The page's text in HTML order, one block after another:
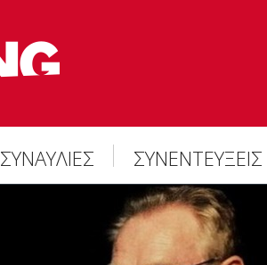
ΣΥΝΑΥΛΙΕΣ ΣΥΝΕΝΤΕΥΞΕΙΣ